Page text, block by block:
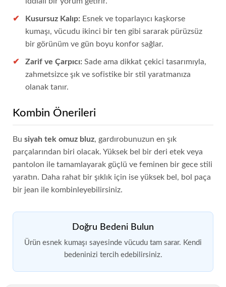
Kusursuz Kalıp: Esnek ve toparlayıcı kaşkorse
kumaşı, vücudu ikinci bir ten gibi sararak pürüzsüz
bir görünüm ve gün boyu konfor sağlar.
Zarif ve Çarpıcı: Sade ama dikkat çekici tasarımıyla,
zahmetsizce şık ve sofistike bir stil yaratmanıza
olanak tanır.
Kombin Önerileri
Bu siyah tek omuz bluz, gardırobunuzun en şık
parçalarından biri olacak. Yüksek bel bir deri etek veya
pantolon ile tamamlayarak güçlü ve feminen bir gece stili
yaratın. Daha rahat bir şıklık için ise yüksek bel, bol paça
bir jean ile kombinleyebilirsiniz.
Doğru Bedeni Bulun
Ürün esnek kumaşı sayesinde vücudu tam sarar. Kendi
bedeninizi tercih edebilirsiniz.